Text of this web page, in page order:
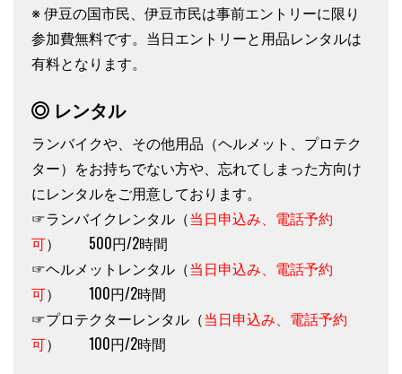
※ 伊豆の国市民、伊豆市民は事前エントリーに限り
参加費無料です。当日エントリーと用品レンタルは
有料となります。
レンタル
ランバイクや、その他用品（ヘルメット、プロテク
ター）をお持ちでない方や、忘れてしまった方向け
にレンタルをご用意しております。
☞ランバイクレンタル（当日申込み、電話予約
可） 500円/2時間
☞ヘルメットレンタル（当日申込み、電話予約
可） 100円/2時間
☞プロテクターレンタル（当日申込み、電話予約
可） 100円/2時間